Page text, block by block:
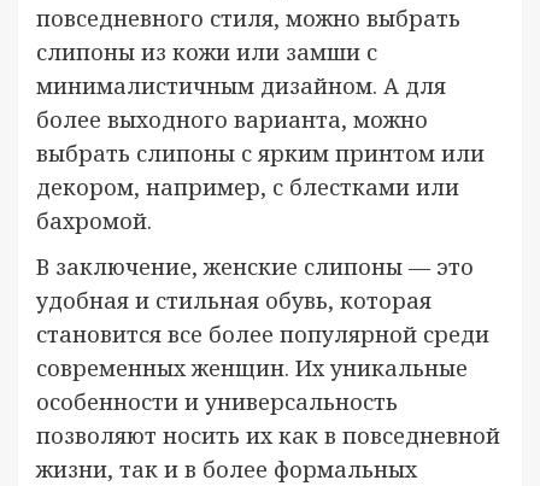
повседневного стиля, можно выбрать
слипоны из кожи или замши с
минималистичным дизайном. А для
более выходного варианта, можно
выбрать слипоны с ярким принтом или
декором, например, с блестками или
бахромой.
В заключение, женские слипоны — это
удобная и стильная обувь, которая
становится все более популярной среди
современных женщин. Их уникальные
особенности и универсальность
позволяют носить их как в повседневной
жизни, так и в более формальных